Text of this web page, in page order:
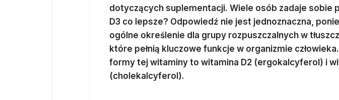
dotyczących suplementacji. Wiele osób zadaje sobie
D3 co lepsze? Odpowiedź nie jest jednoznaczna,
ogólne określenie dla grupy rozpuszczalnych w
które pełnią kluczowe funkcje w organizmie
formy tej witaminy to witamina D2 (ergokalcyferol) i
(cholekalcyferol).